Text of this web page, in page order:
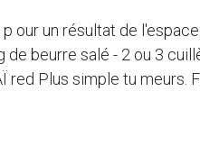
our un résultat de
de beurre salé - 2 ou 3
Plus simple tu meurs.